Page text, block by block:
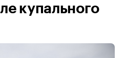
купального